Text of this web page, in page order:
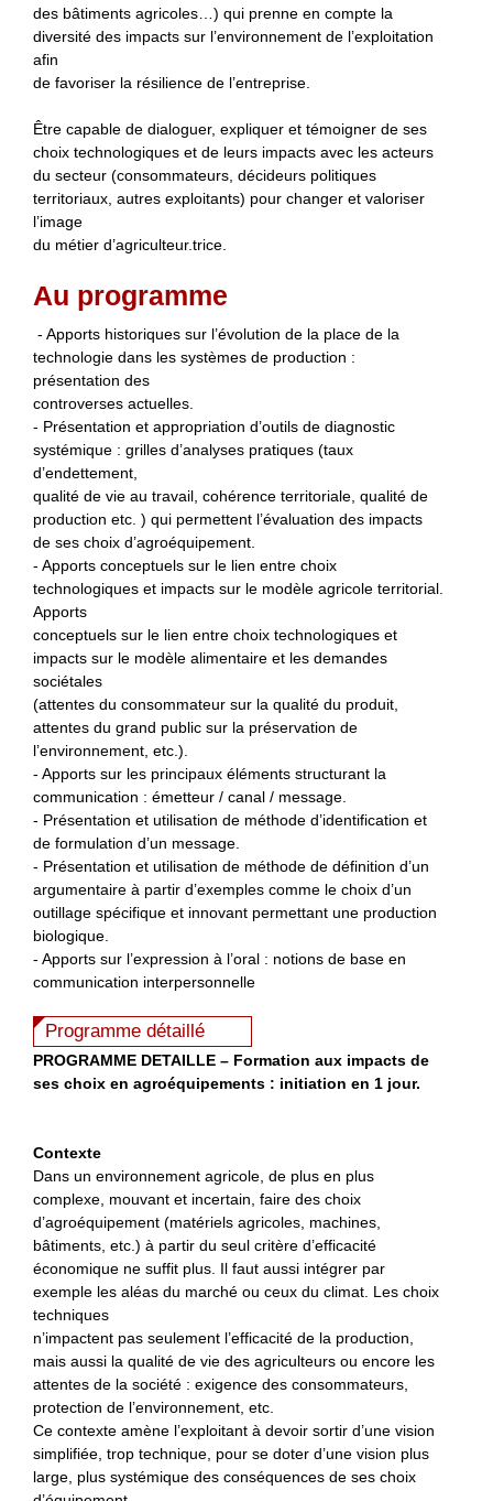
des bâtiments agricoles…) qui prenne en compte la
diversité des impacts sur l’environnement de l’exploitation
afin
de favoriser la résilience de l’entreprise.
Être capable de dialoguer, expliquer et témoigner de ses
choix technologiques et de leurs impacts avec les acteurs
du secteur (consommateurs, décideurs politiques
territoriaux, autres exploitants) pour changer et valoriser
l’image
du métier d’agriculteur.trice.
Au programme
- Apports historiques sur l’évolution de la place de la
technologie dans les systèmes de production :
présentation des
controverses actuelles.
- Présentation et appropriation d’outils de diagnostic
systémique : grilles d’analyses pratiques (taux
d’endettement,
qualité de vie au travail, cohérence territoriale, qualité de
production etc. ) qui permettent l’évaluation des impacts
de ses choix d’agroéquipement.
- Apports conceptuels sur le lien entre choix
technologiques et impacts sur le modèle agricole territorial.
Apports
conceptuels sur le lien entre choix technologiques et
impacts sur le modèle alimentaire et les demandes
sociétales
(attentes du consommateur sur la qualité du produit,
attentes du grand public sur la préservation de
l’environnement, etc.).
- Apports sur les principaux éléments structurant la
communication : émetteur / canal / message.
- Présentation et utilisation de méthode d’identification et
de formulation d’un message.
- Présentation et utilisation de méthode de définition d’un
argumentaire à partir d’exemples comme le choix d’un
outillage spécifique et innovant permettant une production
biologique.
- Apports sur l’expression à l’oral : notions de base en
communication interpersonnelle
Programme détaillé
PROGRAMME DETAILLE – Formation aux impacts de
ses choix en agroéquipements : initiation en 1 jour.
Contexte
Dans un environnement agricole, de plus en plus
complexe, mouvant et incertain, faire des choix
d’agroéquipement (matériels agricoles, machines,
bâtiments, etc.) à partir du seul critère d’efficacité
économique ne suffit plus. Il faut aussi intégrer par
exemple les aléas du marché ou ceux du climat. Les choix
techniques
n’impactent pas seulement l’efficacité de la production,
mais aussi la qualité de vie des agriculteurs ou encore les
attentes de la société : exigence des consommateurs,
protection de l’environnement, etc.
Ce contexte amène l’exploitant à devoir sortir d’une vision
simplifiée, trop technique, pour se doter d’une vision plus
large, plus systémique des conséquences de ses choix